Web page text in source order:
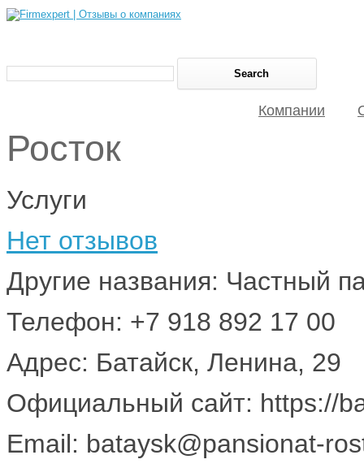
Компании
Росток
Услуги
Нет отзывов
Другие названия: Частный
Телефон: +7 918 892 17 00
Адрес: Батайск, Ленина, 29
Официальный сайт: https://
Email: bataysk@pansionat-